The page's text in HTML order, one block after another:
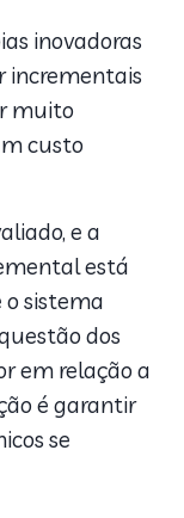
inovadoras
incrementais
muito
custo
e a
está
sistema
dos
em relação a
é garantir
se